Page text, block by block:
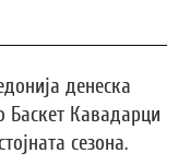
денеска
Кавадарци
сезона.